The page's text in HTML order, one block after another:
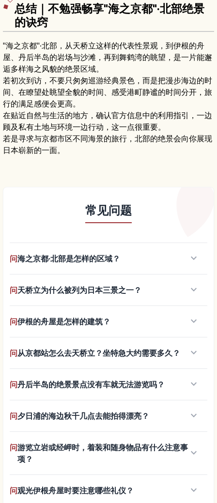
总结｜不勉强畅享"海之京都"·北部绝景
的诀窍
"海之京都"·北部，从天桥立这样的代表性景观，到伊根的舟
屋、丹后半岛的岩场与沙滩，再到舞鹤湾的眺望，是一片能邂
逅多样海之风貌的绝景区域。
若初次到访，不要只匆匆巡游经典景色，而是把漫步海边的时
间、在瞭望处眺望全貌的时间、感受港町静谧的时间分开，旅
行的满足感便会更高。
在贴近自然与生活的地方，确认官方信息中的利用指引，一边
顾及私有土地与环境一边行动，这一点很重要。
若是寻求与京都市区不同海景的旅行，北部的绝景会向你展现
日本崭新的一面。
常见问题
问海之京都·北部是怎样的区域？ keyboard_arrow_down
问天桥立为什么被列为日本三景之一？ keyboard_arrow_down
问伊根的舟屋是怎样的建筑？ keyboard_arrow_down
问从京都站怎么去天桥立？坐特急大约需要多久？ keyboard_arrow_down
问丹后半岛的绝景景点没有车就无法游览吗？ keyboard_arrow_down
问夕日浦的海边秋千几点去能拍得漂亮？ keyboard_arrow_down
问游览立岩或经岬时，着装和随身物品有什么注意事
项？
keyboard_arrow_down
问观光伊根舟屋时要注意哪些礼仪？ keyboard_arrow_down